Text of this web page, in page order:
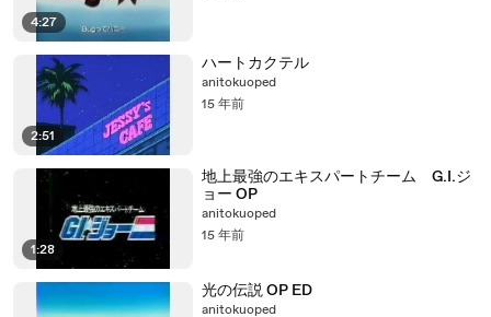
4:27
2:51
ハートカクテル
anitokuoped
15 年前
1:28
地上最強のエキスパートチーム G.I.ジ
ョー OP
anitokuoped
15 年前
光の伝説 OP ED
anitokuoped